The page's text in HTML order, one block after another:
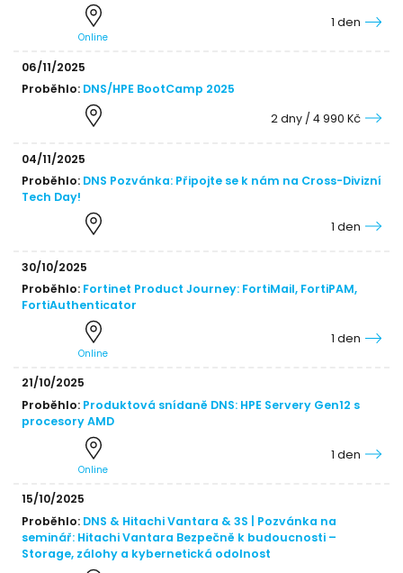
Online
1 den
06/11/2025
Proběhlo:DNS/HPE BootCamp 2025
2 dny / 4 990 Kč
04/11/2025
Proběhlo:DNS Pozvánka: Připojte se k nám na Cross-Divizní
Tech Day!
1 den
30/10/2025
Proběhlo:Fortinet Product Journey: FortiMail, FortiPAM,
FortiAuthenticator
Online
1 den
21/10/2025
Proběhlo:Produktová snídaně DNS: HPE Servery Gen12 s
procesory AMD
Online
1 den
15/10/2025
Proběhlo:DNS & Hitachi Vantara & 3S | Pozvánka na
seminář: Hitachi Vantara Bezpečně k budoucnosti –
Storage, zálohy a kybernetická odolnost